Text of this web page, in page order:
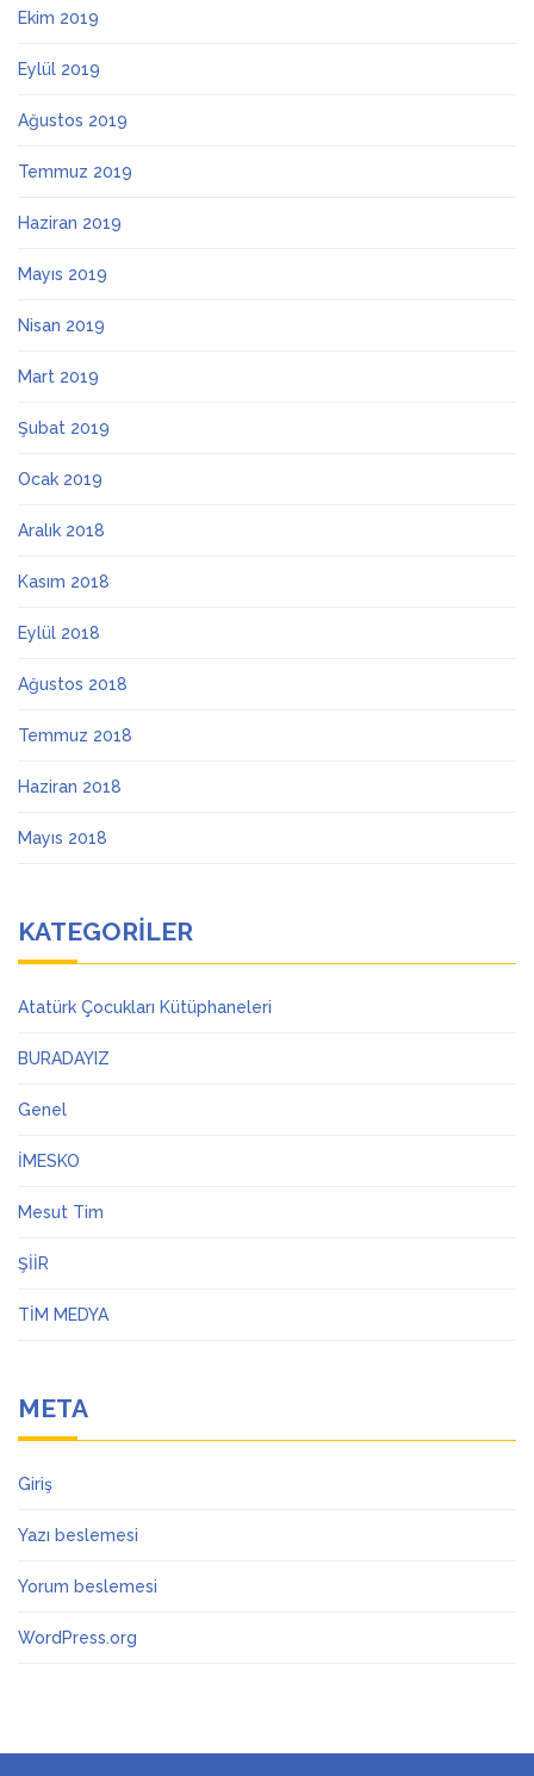
Ekim 2019
Eylül 2019
Ağustos 2019
Temmuz 2019
Haziran 2019
Mayıs 2019
Nisan 2019
Mart 2019
Şubat 2019
Ocak 2019
Aralık 2018
Kasım 2018
Eylül 2018
Ağustos 2018
Temmuz 2018
Haziran 2018
Mayıs 2018
KATEGORILER
Atatürk Çocukları Kütüphaneleri
BURADAYIZ
Genel
İMESKO
Mesut Tim
ŞİİR
TİM MEDYA
META
Giriş
Yazı beslemesi
Yorum beslemesi
WordPress.org